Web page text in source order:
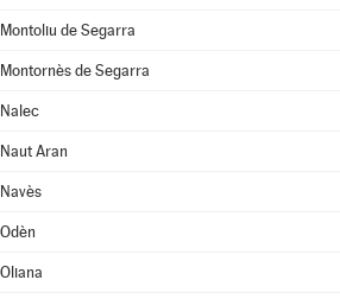
Montoliu de Segarra
Montornès de Segarra
Nalec
Naut Aran
Navès
Odèn
Oliana